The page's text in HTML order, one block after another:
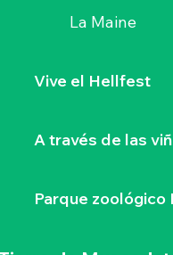
La Maine
Vive el Hellfest
A través de las
Parque zoológico
vendimias,
A lo largo
acontecimientos
del Loira hasta
tejen un fuerte
y convivencia.
Nantais este
agenda de Clisson?
y lo que está por